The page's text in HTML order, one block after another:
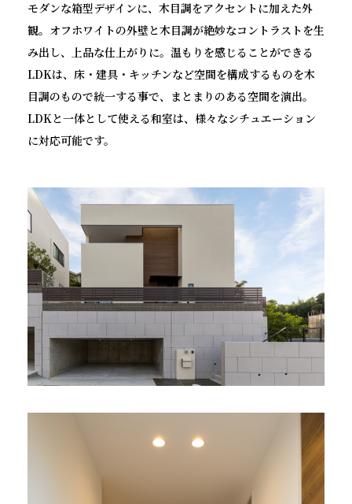
モダンな箱型デザインに、木目調をアクセントに加えた外
観。オフホワイトの外壁と木目調が絶妙なコントラストを生
み出し、上品な仕上がりに。温もりを感じることができる
LDKは、床・建具・キッチンなど空間を構成するものを木
目調のもので統一する事で、まとまりのある空間を演出。
LDKと一体として使える和室は、様々なシチュエーション
に対応可能です。